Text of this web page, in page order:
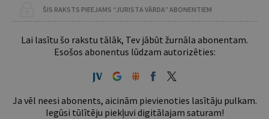
ŠIS RAKSTS PIEEJAMS “JURISTA VĀRDA” ABONENTIEM
Lai lasītu šo rakstu tālāk, Tev jābūt žurnāla abonentam.
Esošos abonentus lūdzam autorizēties:
Ja vēl neesi abonents, aicinām pievienoties lasītāju pulkam.
Iegūsi tūlītēju piekļuvi digitālajam saturam!